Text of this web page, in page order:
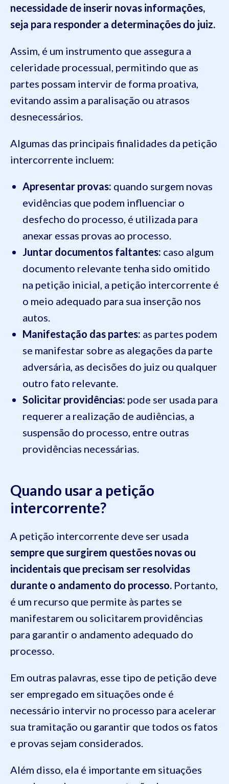
necessidade de inserir novas informações,
seja para responder a determinações do juiz.
Assim, é um instrumento que assegura a
celeridade processual, permitindo que as
partes possam intervir de forma proativa,
evitando assim a paralisação ou atrasos
desnecessários.
Algumas das principais finalidades da petição
intercorrente incluem:
Apresentar provas: quando surgem novas
evidências que podem influenciar o
desfecho do processo, é utilizada para
anexar essas provas ao processo.
Juntar documentos faltantes: caso algum
documento relevante tenha sido omitido
na petição inicial, a petição intercorrente é
o meio adequado para sua inserção nos
autos.
Manifestação das partes: as partes podem
se manifestar sobre as alegações da parte
adversária, as decisões do juiz ou qualquer
outro fato relevante.
Solicitar providências: pode ser usada para
requerer a realização de audiências, a
suspensão do processo, entre outras
providências necessárias.
Quando usar a petição
intercorrente?
A petição intercorrente deve ser usada
sempre que surgirem questões novas ou
incidentais que precisam ser resolvidas
durante o andamento do processo. Portanto,
é um recurso que permite às partes se
manifestarem ou solicitarem providências
para garantir o andamento adequado do
processo.
Em outras palavras, esse tipo de petição deve
ser empregado em situações onde é
necessário intervir no processo para acelerar
sua tramitação ou garantir que todos os fatos
e provas sejam considerados.
Além disso, ela é importante em situações